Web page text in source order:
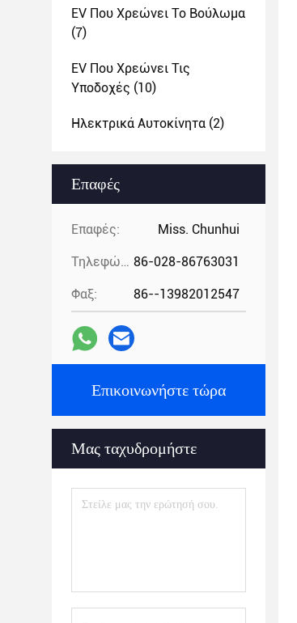
EV Που Χρεώνει Το Βούλωμα
(7)
EV Που Χρεώνει Τις
Υποδοχές (10)
Ηλεκτρικά Αυτοκίνητα (2)
Επαφές
Επαφές: Miss. Chunhui
Τηλεφώνημα: 86-028-86763031
Φαξ: 86--13982012547
Επικοινωνήστε τώρα
Μας ταχυδρομήστε